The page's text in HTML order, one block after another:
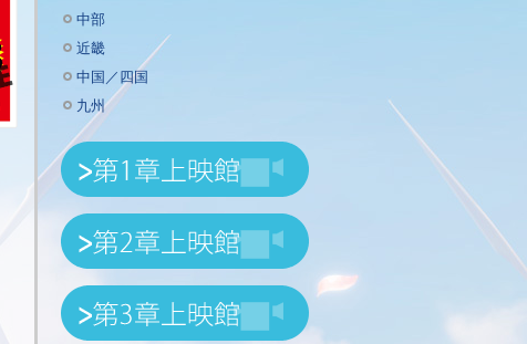
中部
近畿
中国／四国
九州